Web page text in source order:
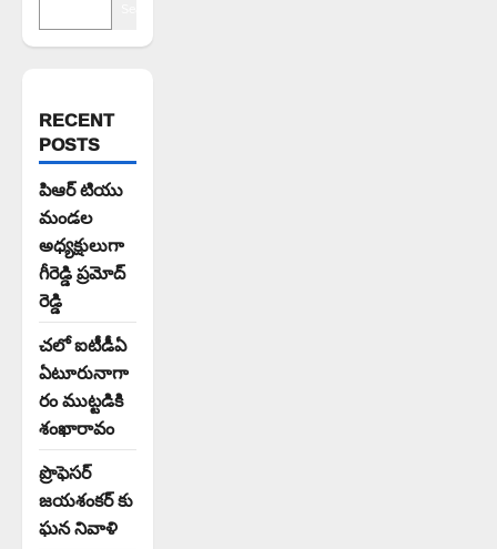
RECENT
POSTS
పిఆర్ టియు
మండల
అధ్యక్షులుగా
గీరెడ్డి ప్రమోద్
రెడ్డి
చలో ఐటీడీఏ
ఏటూరునాగా
రం ముట్టడికి
శంఖారావం
ప్రొఫెసర్
జయశంకర్ కు
ఘన నివాళి